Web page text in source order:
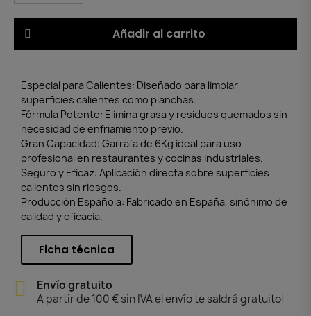
Añadir al carrito
Especial para Calientes: Diseñado para limpiar
superficies calientes como planchas.
Fórmula Potente: Elimina grasa y residuos quemados sin
necesidad de enfriamiento previo.
Gran Capacidad: Garrafa de 6Kg ideal para uso
profesional en restaurantes y cocinas industriales.
Seguro y Eficaz: Aplicación directa sobre superficies
calientes sin riesgos.
Producción Española: Fabricado en España, sinónimo de
calidad y eficacia.
Ficha técnica
Envío gratuito
A partir de 100 € sin IVA el envío te saldrá gratuito!